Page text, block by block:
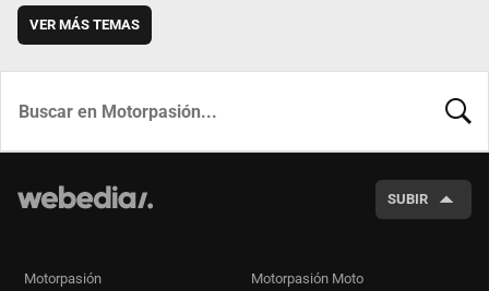
VER MÁS TEMAS
SUBIR
Motorpasión Motorpasión Moto